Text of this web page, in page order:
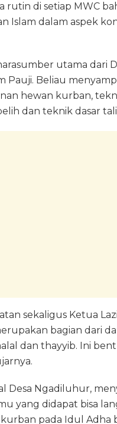
di setiap MWC
Islam dalam aspek
utama dari
Pauji. Beliau
hewan kurban,
dan teknik dasar
sekaligus Ketua
bagian dari
dan thayyib. Ini
Desa Ngadiluhur,
yang didapat bisa
pada Idul Adha